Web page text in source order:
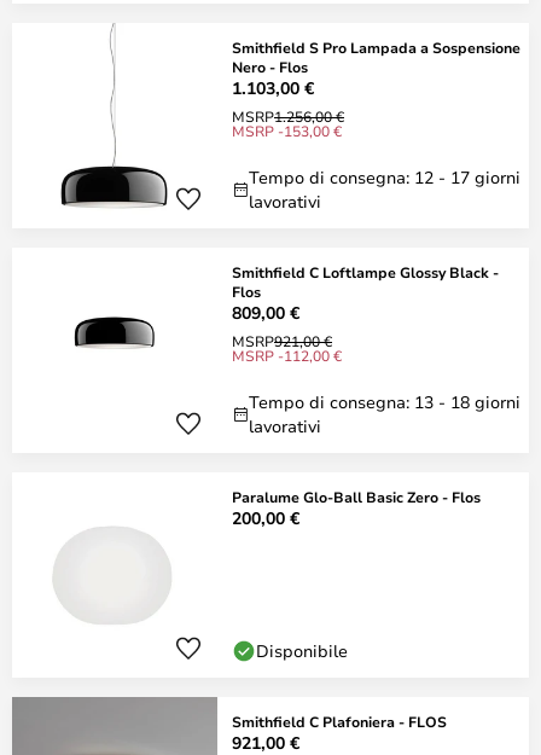
Smithfield S Pro Lampada a Sospensione
Nero - Flos
1.103,00 €
MSRP1.256,00 €
MSRP -153,00 €
Tempo di consegna: 12 - 17 giorni
lavorativi
Smithfield C Loftlampe Glossy Black -
Flos
809,00 €
MSRP921,00 €
MSRP -112,00 €
Tempo di consegna: 13 - 18 giorni
lavorativi
Paralume Glo-Ball Basic Zero - Flos
200,00 €
Disponibile
Smithfield C Plafoniera - FLOS
921,00 €